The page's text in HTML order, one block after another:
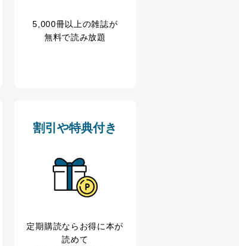
5,000冊以上の雑誌が
無料で読み放題
割引や特典付き
定期購読なら お得に本が
読めて